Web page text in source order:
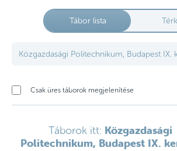
Tábor lista
Csak üres táborok megjelenítése
Táborok itt: Közgazdasági
Politechnikum, Budapest IX.